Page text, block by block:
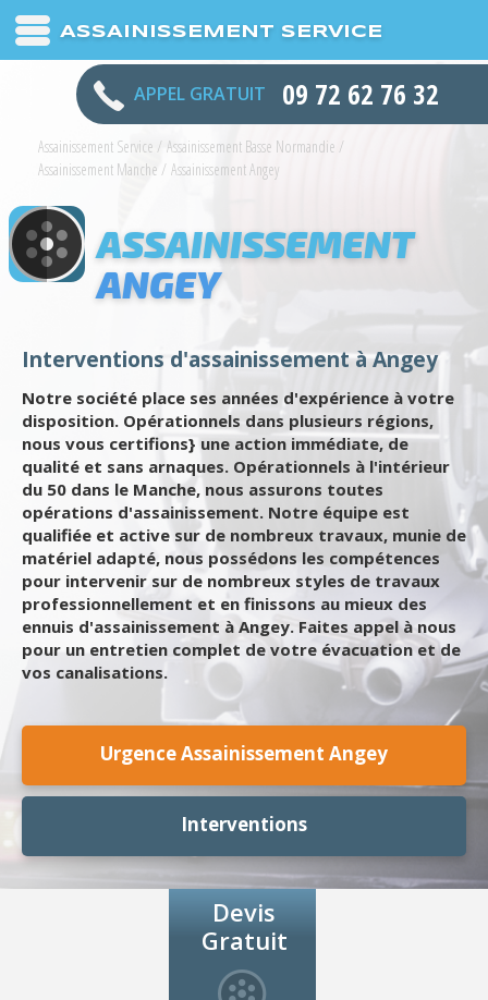
ASSAINISSEMENT SERVICE
APPEL GRATUIT 09 72 62 76 32
Assainissement Service / Assainissement Basse Normandie /
Assainissement Manche / Assainissement Angey
ASSAINISSEMENT
ANGEY
Interventions d'assainissement à Angey
Notre société place ses années d'expérience à votre
disposition. Opérationnels dans plusieurs régions,
nous vous certifions} une action immédiate, de
qualité et sans arnaques. Opérationnels à l'intérieur
du 50 dans le Manche, nous assurons toutes
opérations d'assainissement. Notre équipe est
qualifiée et active sur de nombreux travaux, munie de
matériel adapté, nous possédons les compétences
pour intervenir sur de nombreux styles de travaux
professionnellement et en finissons au mieux des
ennuis d'assainissement à Angey. Faites appel à nous
pour un entretien complet de votre évacuation et de
vos canalisations.
Urgence Assainissement Angey
Interventions
Devis
Gratuit